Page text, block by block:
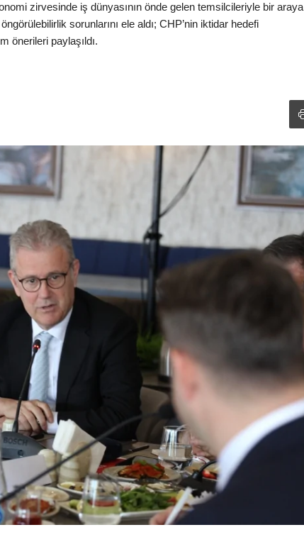
zirvesinde iş dünyasının önde gelen temsilcileriyle bir araya
sorunlarını ele aldı; CHP’nin iktidar hedefi
önerileri paylaşıldı.